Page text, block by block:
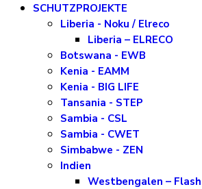
SCHUTZPROJEKTE
Liberia - Noku / Elreco
Liberia – ELRECO
Botswana - EWB
Kenia - EAMM
Kenia - BIG LIFE
Tansania - STEP
Sambia - CSL
Sambia - CWET
Simbabwe - ZEN
Indien
Westbengalen –